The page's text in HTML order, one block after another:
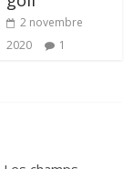
2 novembre
2020
1